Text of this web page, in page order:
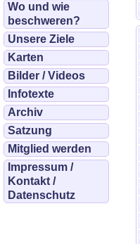
Wo und wie
beschweren?
Unsere Ziele
Karten
Bilder / Videos
Infotexte
Archiv
Satzung
Mitglied werden
Impressum /
Kontakt /
Datenschutz